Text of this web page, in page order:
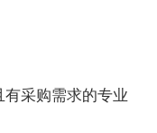
采购需求的专业